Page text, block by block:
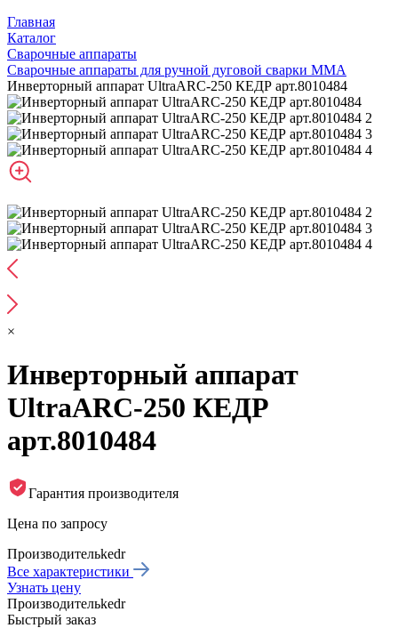
Главная
Каталог
Сварочные аппараты
Сварочные аппараты для ручной дуговой сварки MMA
Инверторный аппарат UltraARC-250 КЕДР арт.8010484
×
Инверторный аппарат
UltraARC-250 КЕДР
арт.8010484
Гарантия производителя
Цена по запросу
Производительkedr
Все характеристики
Узнать цену
Производительkedr
Быстрый заказ